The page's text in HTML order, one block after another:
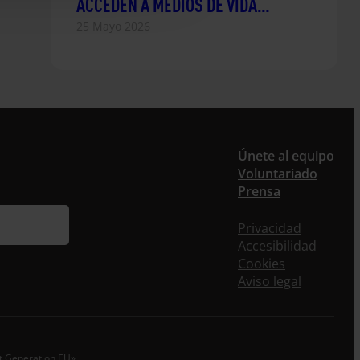
Únete al equipo
Voluntariado
Prensa
Privacidad
Accesibilidad
Cookies
Aviso legal